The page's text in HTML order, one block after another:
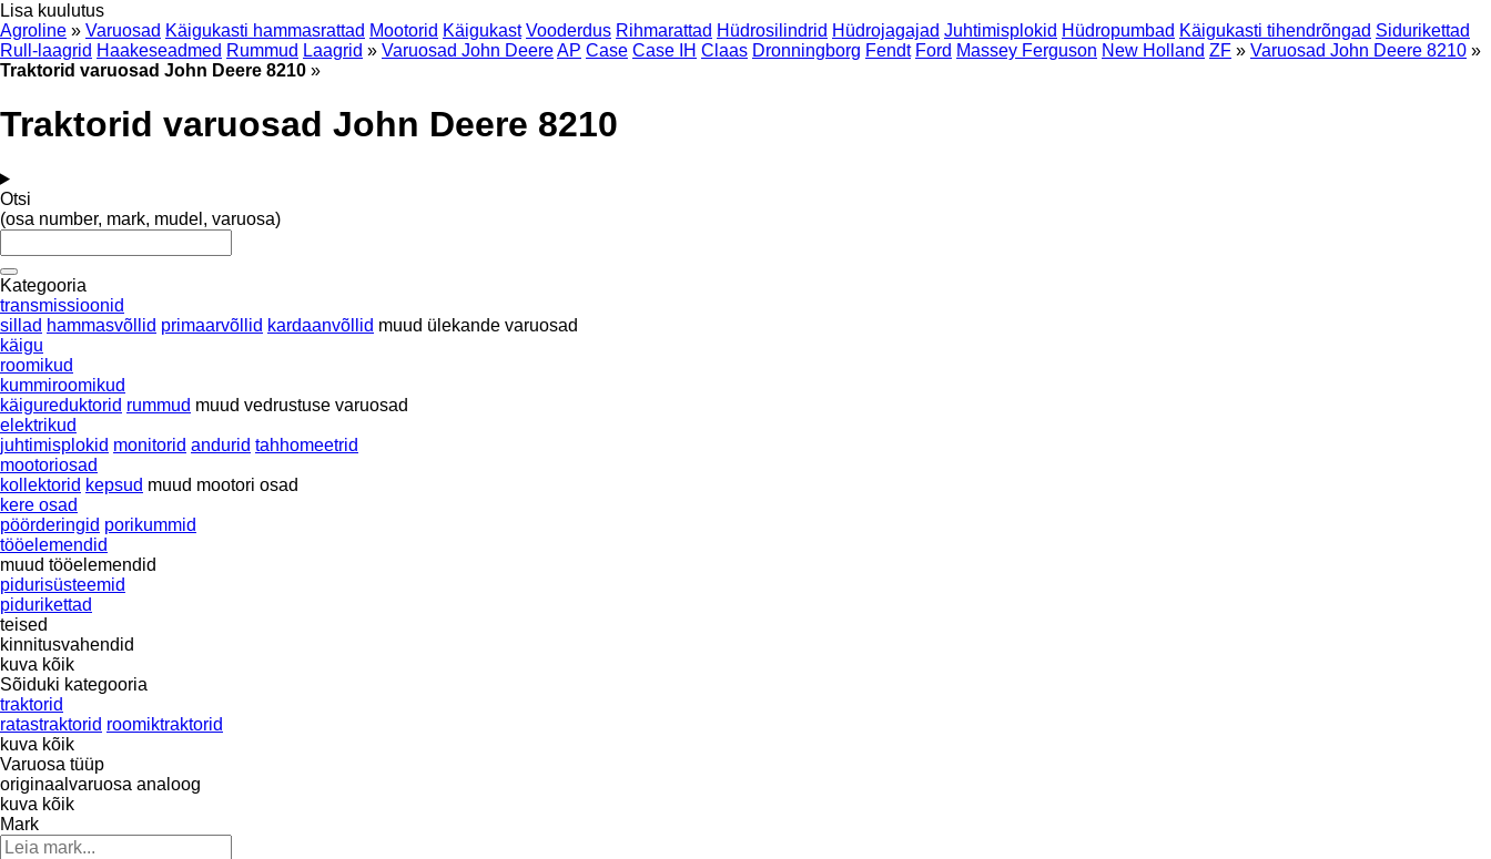
Lisa kuulutus
Agroline » Varuosad Käigukasti hammasrattad Mootorid Käigukast Vooderdus Rihmarattad Hüdrosilindrid Hüdrojagajad Juhtimisplokid Hüdropumbad Käigukasti tihendrõngad Sidurikettad
Rull-laagrid Haakeseadmed Rummud Laagrid » Varuosad John DeereAP Case Case IH Claas Dronningborg Fendt Ford Massey Ferguson New Holland ZF » Varuosad John Deere 8210 »
Traktorid varuosad John Deere 8210 »
Traktorid varuosad John Deere 8210
Otsi
(osa number, mark, mudel, varuosa)
Kategooria
transmissioonid
sillad hammasvõllid primaarvõllid kardaanvõllid muud ülekande varuosad
käigu
roomikud
kummiroomikud
käigureduktorid rummud muud vedrustuse varuosad
elektrikud
juhtimisplokid monitorid andurid tahhomeetrid
mootoriosad
kollektorid kepsud muud mootori osad
kere osad
pöörderingid porikummid
tööelemendid
muud tööelemendid
pidurisüsteemid
pidurikettad
teised
kinnitusvahendid
kuva kõik
Sõiduki kategooria
traktorid
ratastraktorid roomiktraktorid
kuva kõik
Varuosa tüüp
originaalvaruosa analoog
kuva kõik
Mark